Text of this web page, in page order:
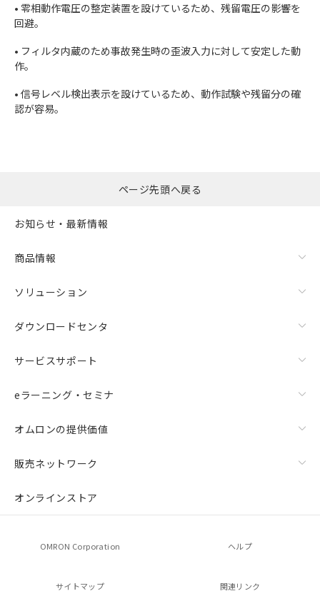
• 零相動作電圧の整定装置を設けているため、残留電圧の影響を
回避。
• フィルタ内蔵のため事故発生時の歪波入力に対して安定した動
作。
• 信号レベル検出表示を設けているため、動作試験や残留分の確
認が容易。
ページ先頭へ戻る
お知らせ・最新情報
商品情報
ソリューション
ダウンロードセンタ
サービスサポート
eラーニング・セミナ
オムロンの提供価値
販売ネットワーク
オンラインストア
OMRON Corporation ヘルプ
サイトマップ 関連リンク